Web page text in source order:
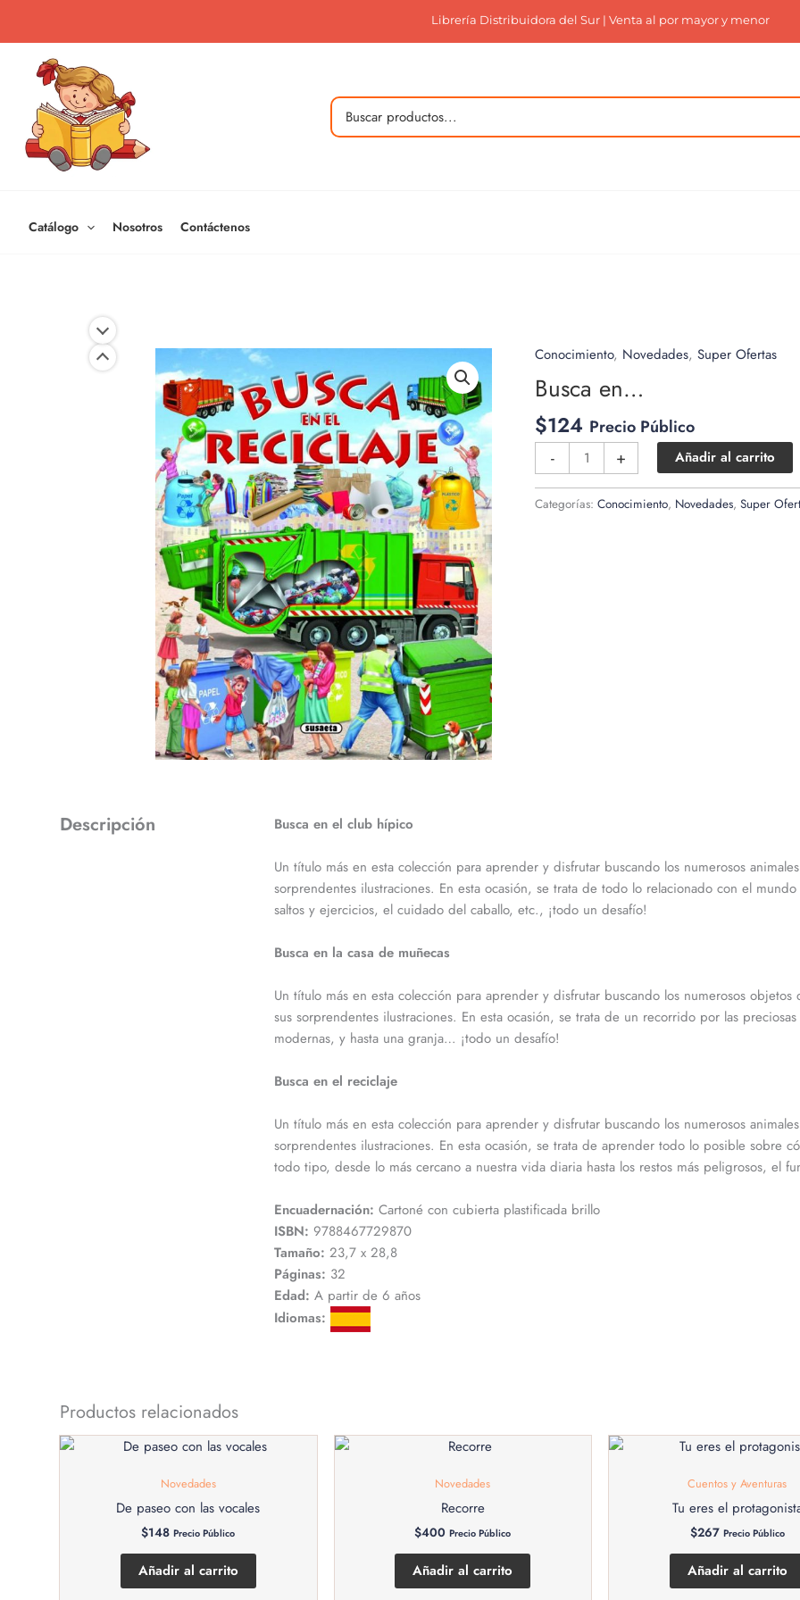
Librería Distribuidora del Sur | Venta al por mayor y menor
Buscar
Catálogo Nosotros Contáctenos
Conocimiento, Novedades,Super Ofertas
Busca en…
$124 Precio Público
-
en...
cantidad
+ Añadir al carrito
Categorías:Conocimiento, Novedades,Super
Descripción Busca en el club hípico
Un título más en esta colección para aprender y disfrutar buscando los numerosos
sorprendentes ilustraciones. En esta ocasión, se trata de todo lo relacionado con el
saltos y ejercicios, el cuidado del caballo, etc., ¡todo un desafío!
Busca en la casa de muñecas
Un título más en esta colección para aprender y disfrutar buscando los numerosos
sus sorprendentes ilustraciones. En esta ocasión, se trata de un recorrido por las
modernas, y hasta una granja… ¡todo un desafío!
Busca en el reciclaje
Un título más en esta colección para aprender y disfrutar buscando los numerosos
sorprendentes ilustraciones. En esta ocasión, se trata de aprender todo lo posible sobre
todo tipo, desde lo más cercano a nuestra vida diaria hasta los restos más peligrosos, el
Encuadernación: Cartoné con cubierta plastificada brillo
ISBN: 9788467729870
Tamaño: 23,7 x 28,8
Páginas: 32
Edad: A partir de 6 años
Idiomas:
Productos relacionados
Novedades
De paseo con las vocales
$148 Precio Público
Añadir al carrito
Novedades
Recorre
$400 Precio Público
Añadir al carrito
Cuentos y Aventuras
Tu eres el
$267 Precio Público
Añadir al carrito